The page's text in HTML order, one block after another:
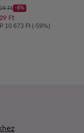
ár:
Ft
Discount Price:
-8%
ár:
Ft
ár:
10 673 Ft (-59%)